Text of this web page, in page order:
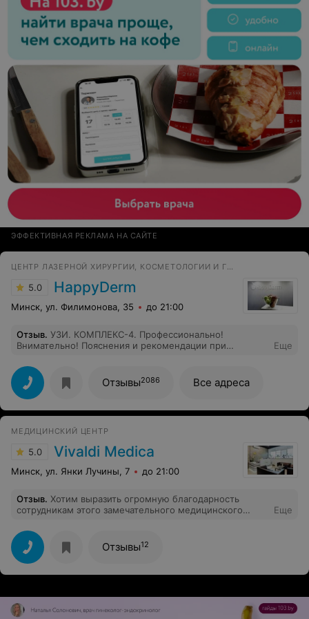
безболезненно и качество на все 100%. Парикмахера
Татьяну тоже хочется отметить, была у нее на
бразильском выпрямлении, мастер молодчинка, в
следующий раз запишусь только к ней. Так как есть с
чем и с кем сравнить, то мастера вашего салона
работают отлично. Интерьер салона радует глаз, все
мастера и девочки на ресепшене очень милы и
приветливы, предложат и воду и чай и кофе.
Единственный недочет это очень высоко висят
телевизоры в маникюрных кабинетах. Спасибо
мастерам и вашему салону!!!
ЭФФЕКТИВНАЯ РЕКЛАМА НА САЙТЕ
ЦЕНТР ЛАЗЕРНОЙ ХИРУРГИИ, КОСМЕТОЛОГИИ И ГИНЕКОЛОГИИ
5.0 HappyDerm
Минск, ул. Филимонова, 35 до 21:00
Отзыв. УЗИ. КОМПЛЕКС-4. Профессионально!
Внимательно! Пояснения и рекомендации при
посещения специалиста своего дела.
Еще
Отзывы2086 Все адреса
МЕДИЦИНСКИЙ ЦЕНТР
5.0 Vivaldi Medica
Минск, ул. Янки Лучины, 7 до 21:00
Отзыв. Хотим выразить огромную благодарность
сотрудникам этого замечательного медицинского
профессионализм в своём деле, за
доброжелательность и внимание, а также за желание
всегда помочь пациенту! В особенности хочется
отметить замечательного врача стоматолога доктора
Никитину. Это врач с большой буквы, которая
профессионализма, но ещё и умеет выслушать
пациента, помочь ему и всегда готова прийти на
Еще
Отзывы12